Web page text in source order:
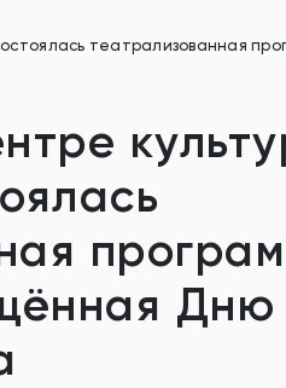
театрализованная
Дню